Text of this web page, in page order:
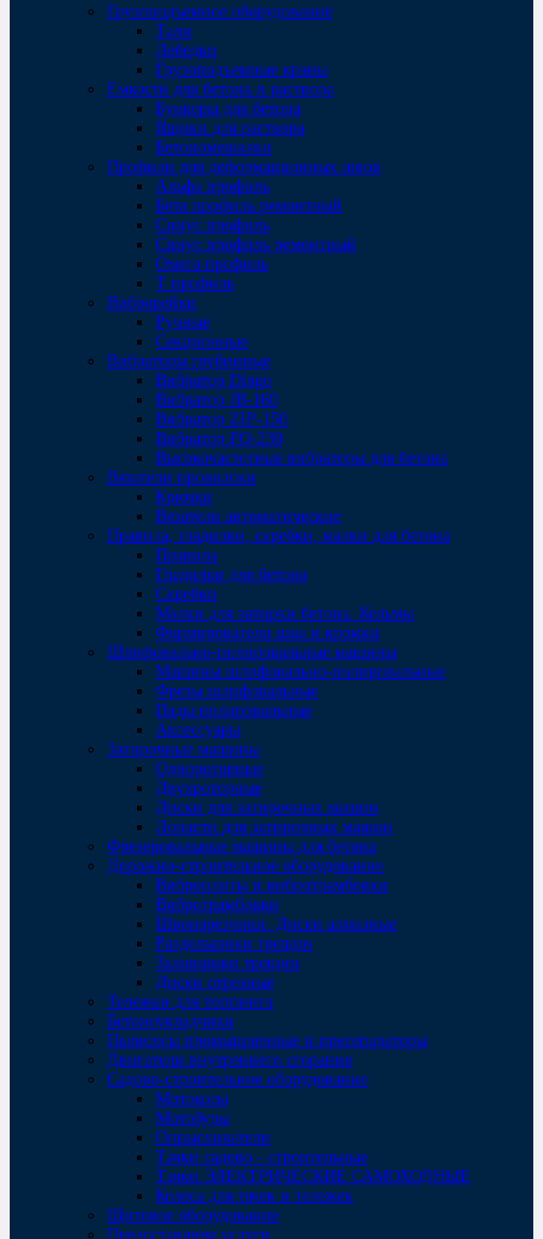
Грузоподъемное оборудование
Тали
Лебедки
Грузоподъемные краны
Емкости для бетона и раствора
Бункеры для бетона
Ящики для раствора
Бетономешалки
Профили для деформационных швов
Альфа профиль
Бета профиль ремонтный
Синус профиль
Синус профиль ремонтный
Омега профиль
Т профиль
Виброрейки
Ручные
Секционные
Вибраторы глубинные
Вибратор Dingo
Вибратор JB-160
Вибратор ZIP-150
Bибратор FO-230
Высокочастотные вибраторы для бетона
Вязатели проволоки
Крючки
Вязатели автоматические
Правила, гладилки, скребки, малки для бетона
Правила
Гладилки для бетона
Скребки
Малки для затирки бетона. Кельмы
Формирователи шва и кромки
Шлифовально-полировальные машины
Машины шлифовально-полировальные
Фрезы шлифовальные
Пады полировальные
Аксессуары
Затирочные машины
Однороторные
Двухроторные
Диски для затирочных машин
Лопасти для затирочных машин
Фрезеровальные машины для бетона
Дорожно-строительное оборудование
Виброплиты и вибротрамбовки
Вибротрамбовки
Швонарезчики. Диски алмазные
Раздельщики трещин
Заливщики трещин
Диски отрезные
Тележки для топпинга
Бетоноукладчики
Пылесосы промышленные и пресепараторы
Двигатели внутреннего сгорания
Садово-строительное оборудование
Мотокосы
Мотобуры
Опрыскиватели
Тачки садово - строительные
Тачки ЭЛЕКТРИЧЕСКИЕ САМОХОДНЫЕ
Колеса для тачек и тележек
Щитовое оборудование
Предоставляем услуги